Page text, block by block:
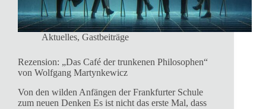
Aktuelles, Gastbeiträge
Rezension: „Das Café der trunkenen Philosophen“
von Wolfgang Martynkewicz
Von den wilden Anfängen der Frankfurter Schule
zum neuen Denken Es ist nicht das erste Mal, dass